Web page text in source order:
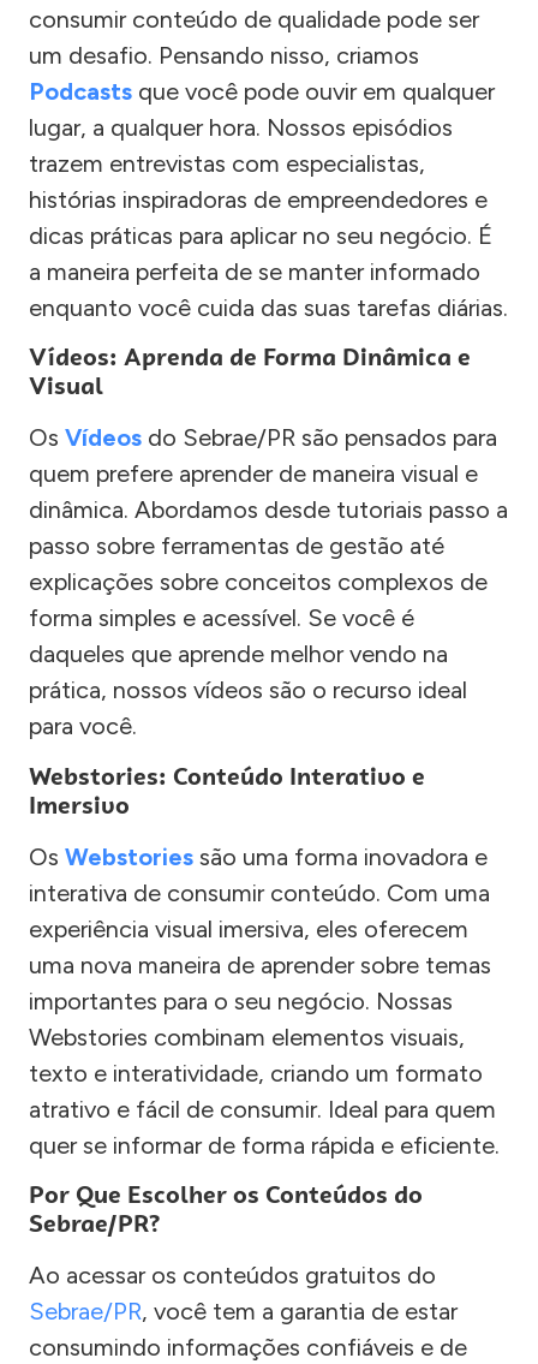
consumir conteúdo de qualidade pode ser
um desafio. Pensando nisso, criamos
Podcasts que você pode ouvir em qualquer
lugar, a qualquer hora. Nossos episódios
trazem entrevistas com especialistas,
histórias inspiradoras de empreendedores e
dicas práticas para aplicar no seu negócio. É
a maneira perfeita de se manter informado
enquanto você cuida das suas tarefas diárias.
Vídeos: Aprenda de Forma Dinâmica e
Visual
Os Vídeos do Sebrae/PR são pensados para
quem prefere aprender de maneira visual e
dinâmica. Abordamos desde tutoriais passo a
passo sobre ferramentas de gestão até
explicações sobre conceitos complexos de
forma simples e acessível. Se você é
daqueles que aprende melhor vendo na
prática, nossos vídeos são o recurso ideal
para você.
Webstories: Conteúdo Interativo e
Imersivo
Os Webstories são uma forma inovadora e
interativa de consumir conteúdo. Com uma
experiência visual imersiva, eles oferecem
uma nova maneira de aprender sobre temas
importantes para o seu negócio. Nossas
Webstories combinam elementos visuais,
texto e interatividade, criando um formato
atrativo e fácil de consumir. Ideal para quem
quer se informar de forma rápida e eficiente.
Por Que Escolher os Conteúdos do
Sebrae/PR?
Ao acessar os conteúdos gratuitos do
Sebrae/PR, você tem a garantia de estar
consumindo informações confiáveis e de